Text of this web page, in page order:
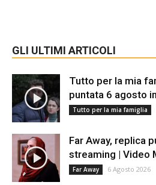
GLI ULTIMI ARTICOLI
Tutto per la mia
puntata 6 agosto
Tutto per la mia famiglia
Far Away, replica
streaming | Video
Far Away 6 Agosto 2026